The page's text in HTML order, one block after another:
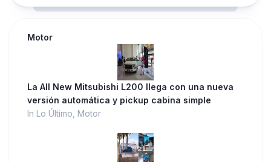
Motor
La All New Mitsubishi L200 llega con una nueva
versión automática y pickup cabina simple
In Lo Último, Motor